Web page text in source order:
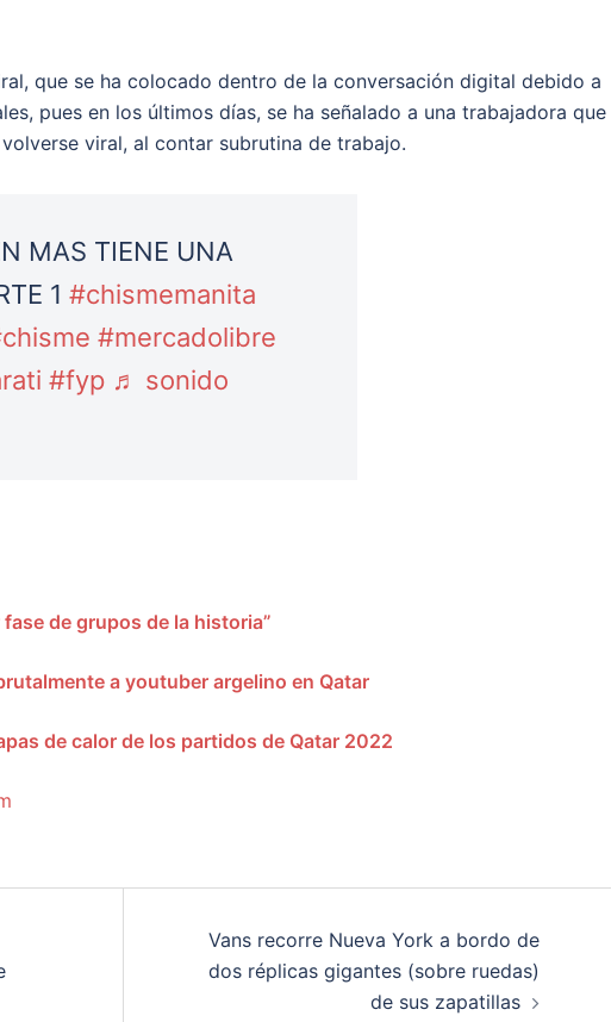
que se ha colocado dentro de la conversación digital debido a
pues en los últimos días, se ha señalado a una trabajadora que
viral, al contar subrutina de trabajo.
MAS TIENE UNA
1 #chismemanita
#mercadolibre
#fyp ♬ sonido
de grupos de la historia”
a youtuber argelino en Qatar
de calor de los partidos de Qatar 2022
Vans recorre Nueva York a bordo de
dos réplicas gigantes (sobre ruedas)
de sus zapatillas